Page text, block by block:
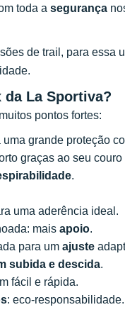
toda a segurança
de trail, para essa
da La Sportiva?
pontos fortes:
uma grande proteção
graças ao seu
.
uma aderência ideal.
mais apoio.
para um ajuste
subida e descida.
fácil e rápida.
: eco-responsabilidade.